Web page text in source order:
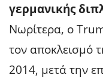
γερμανικής
Νωρίτερα, ο
τον αποκλεισμό
2014, μετά την